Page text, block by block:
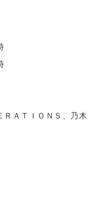
ＲＡＴＩＯＮＳ、乃木